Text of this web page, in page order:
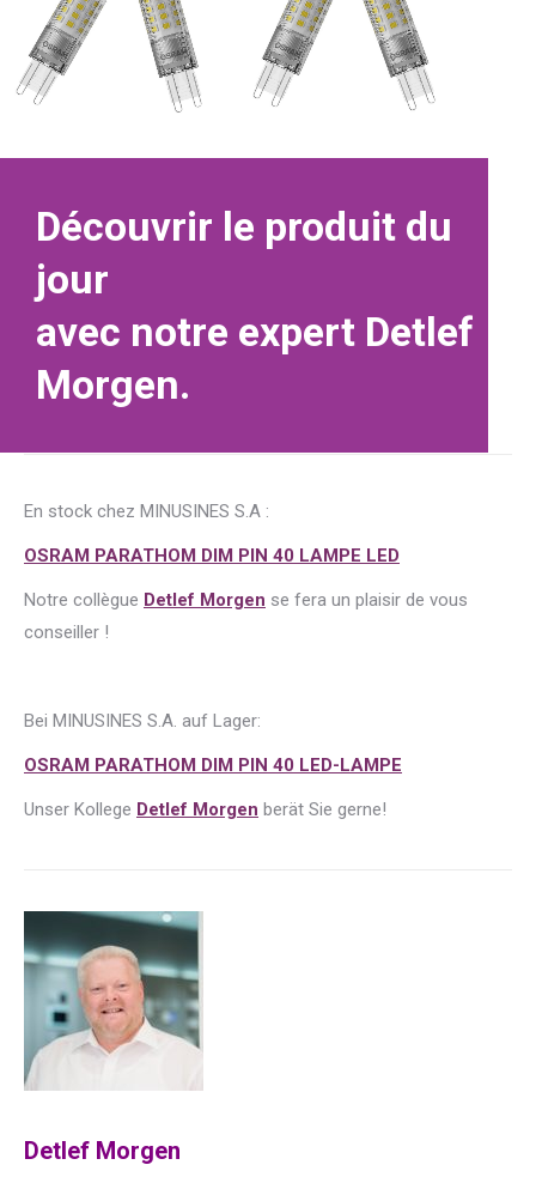
Découvrir le produit du
jour
avec notre expert Detlef
Morgen.
En stock chez MINUSINES S.A :
OSRAM PARATHOM DIM PIN 40 LAMPE LED
Notre collègue Detlef Morgen se fera un plaisir de vous
conseiller !
Bei MINUSINES S.A. auf Lager:
OSRAM PARATHOM DIM PIN 40 LED-LAMPE
Unser Kollege Detlef Morgen berät Sie gerne!
Detlef Morgen